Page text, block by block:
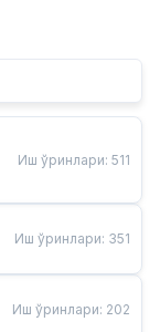
Иш ўринлари: 511
Иш ўринлари: 351
Иш ўринлари: 202